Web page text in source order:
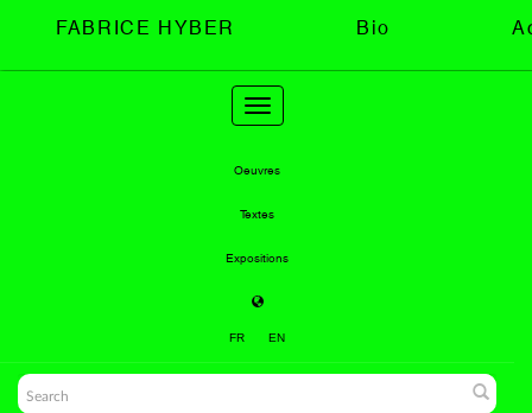
FABRICE HYBER Bio
Toggle
navigation
Oeuvres
Textes
Expositions
FR EN